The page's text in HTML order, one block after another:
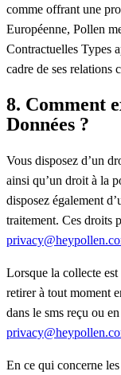
comme offrant une
Européenne, Pollen
Contractuelles Types
cadre de ses relations
8. Comment
Données ?
Vous disposez d’un
ainsi qu’un droit à la
disposez également
traitement. Ces droits
Lorsque la collecte
retirer à tout moment
dans le sms reçu ou
En ce qui concerne